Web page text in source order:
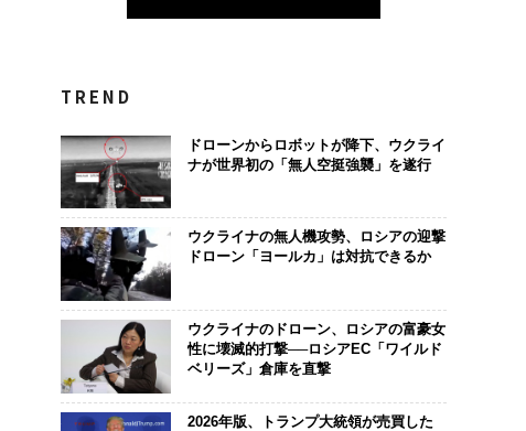
TREND
ドローンからロボットが降下、ウクライ
ナが世界初の「無人空挺強襲」を遂行
ウクライナの無人機攻勢、ロシアの迎撃
ドローン「ヨールカ」は対抗できるか
ウクライナのドローン、ロシアの富豪女
性に壊滅的打撃──ロシアEC「ワイルド
ベリーズ」倉庫を直撃
2026年版、トランプ大統領が売買した